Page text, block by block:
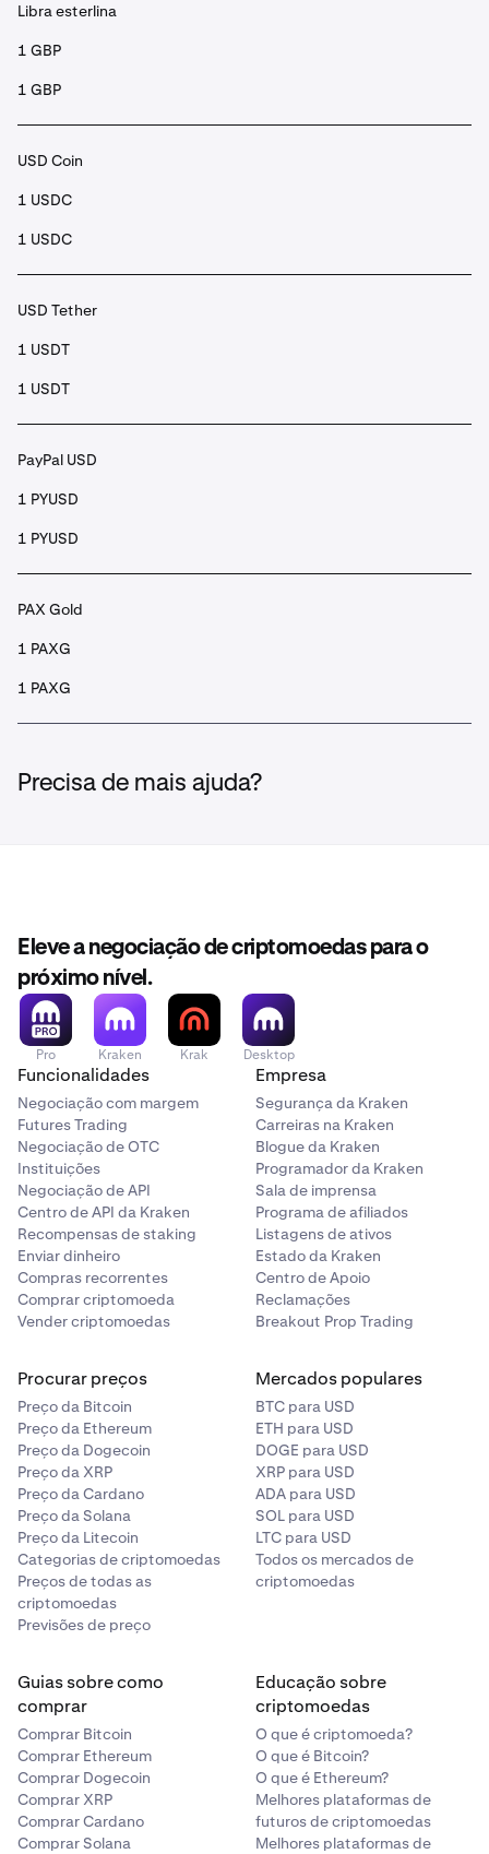
Libra esterlina
1 GBP
1 GBP
USD Coin
1 USDC
1 USDC
USD Tether
1 USDT
1 USDT
PayPal USD
1 PYUSD
1 PYUSD
PAX Gold
1 PAXG
1 PAXG
Precisa de mais ajuda?
Eleve a negociação de criptomoedas para o
próximo nível.
Pro Kraken Krak Desktop
Funcionalidades
Negociação com margem
Futures Trading
Negociação de OTC
Instituições
Negociação de API
Centro de API da Kraken
Recompensas de staking
Enviar dinheiro
Compras recorrentes
Comprar criptomoeda
Vender criptomoedas
Empresa
Segurança da Kraken
Carreiras na Kraken
Blogue da Kraken
Programador da Kraken
Sala de imprensa
Programa de afiliados
Listagens de ativos
Estado da Kraken
Centro de Apoio
Reclamações
Breakout Prop Trading
Procurar preços
Preço da Bitcoin
Preço da Ethereum
Preço da Dogecoin
Preço da XRP
Preço da Cardano
Preço da Solana
Preço da Litecoin
Categorias de criptomoedas
Preços de todas as
criptomoedas
Previsões de preço
Mercados populares
BTC para USD
ETH para USD
DOGE para USD
XRP para USD
ADA para USD
SOL para USD
LTC para USD
Todos os mercados de
criptomoedas
Guias sobre como
comprar
Comprar Bitcoin
Comprar Ethereum
Comprar Dogecoin
Comprar XRP
Comprar Cardano
Comprar Solana
Educação sobre
criptomoedas
O que é criptomoeda?
O que é Bitcoin?
O que é Ethereum?
Melhores plataformas de
futuros de criptomoedas
Melhores plataformas de